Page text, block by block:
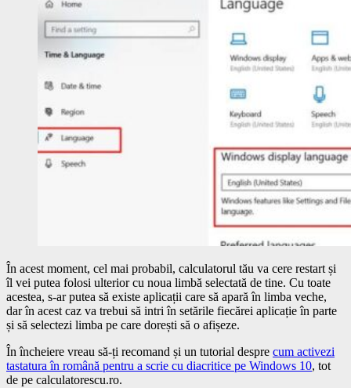
În acest moment, cel mai probabil, calculatorul tău va cere restart și
îl vei putea folosi ulterior cu noua limbă selectată de tine. Cu toate
acestea, s-ar putea să existe aplicații care să apară în limba veche,
dar în acest caz va trebui să intri în setările fiecărei aplicație în parte
și să selectezi limba pe care dorești să o afișeze.
În încheiere vreau să-ți recomand și un tutorial despre cum activezi
tastatura în română pentru a scrie cu diacritice pe Windows 10, tot
de pe calculatorescu.ro.